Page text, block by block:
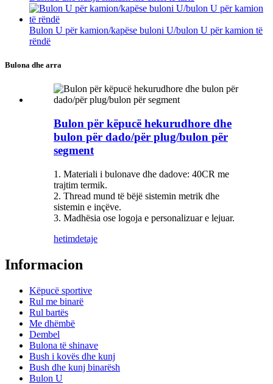
Bulon U për kamion/kapëse buloni U/bulon U për kamion të
rëndë
Bulona dhe arra
Bulon për këpucë hekurudhore dhe
bulon për dado/për plug/bulon për
segment
1. Materiali i bulonave dhe dadove: 40CR me
trajtim termik.
2. Thread mund të bëjë sistemin metrik dhe
sistemin e inçëve.
3. Madhësia ose logoja e personalizuar e lejuar.
hetimdetaje
Informacion
Këpucë sportive
Rul me binarë
Rul bartës
Me dhëmbë
Dembel
Bulona të shinave
Bush i kovës dhe kunj
Bush dhe kunj binarësh
Bulon U